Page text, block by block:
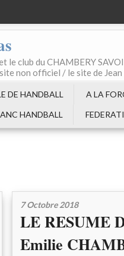
le club du CHAMBERY
non officiel / le site de
DE HANDBALL
A LA
HANDBALL
7 Octobre 2018
LE RESUME
Emilie